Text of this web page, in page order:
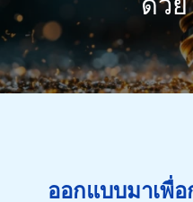
ออกแบบมาเพื่